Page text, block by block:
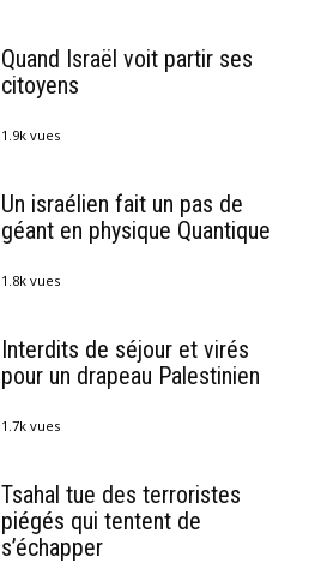
Quand Israël voit partir ses
citoyens
1.9k vues
Un israélien fait un pas de
géant en physique Quantique
1.8k vues
Interdits de séjour et virés
pour un drapeau Palestinien
1.7k vues
Tsahal tue des terroristes
piégés qui tentent de
s’échapper